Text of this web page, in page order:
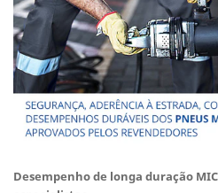
Desempenho de longa duração